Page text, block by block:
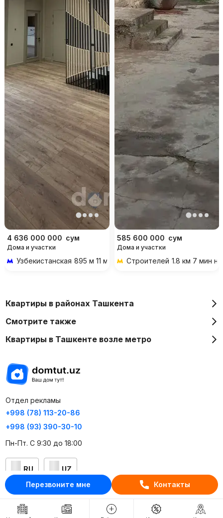
Перезвоните мне Контакты
4 636 000 000 сум
Дома и участки
Узбекистанская 895 м 11 мин пешком
585 600 000 сум
Дома и участки
Строителей 1.8 км 7 мин
Квартиры в районах Ташкента
Смотрите также
Квартиры в Ташкенте возле метро
Отдел рекламы
+998 (78) 113-20-86
+998 (93) 390-30-10
Пн-Пт. С 9:30 до 18:00
RU UZ
Контакты
О проекте